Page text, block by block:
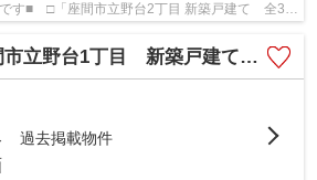
す■ □「座間市立野台2丁目 新築戸建て 全3棟
野台1丁目 新築戸建て 全１棟【仲介手数料無料】
過去掲載物件